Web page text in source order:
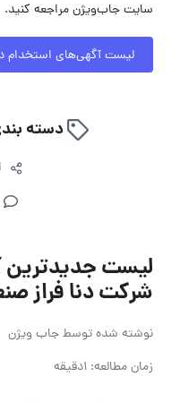
سایت جاب‌ویژن مراجعه کنید.
لیست آگهی‌های استخدام
دسته
لیست جدیدترین
شرکت دنا فراز صنعت | ۲۰
نوشته شده توسطجاب ویژن
زمان مطالعه: 1دقیقه